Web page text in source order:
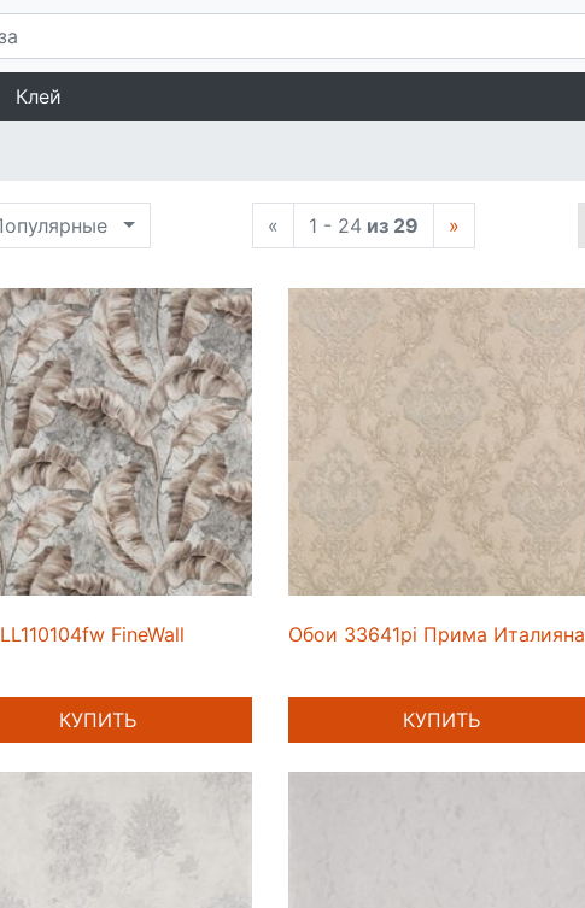
Клей
« 1 - 24 из 29 »
FineWall
КУПИТЬ
Обои 33641pi Прима Италияна
КУПИТЬ